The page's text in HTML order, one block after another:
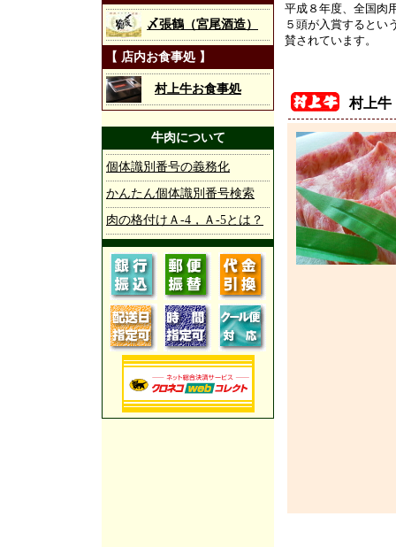
〆張鶴（宮尾酒造）
【 店内お食事処 】
村上牛お食事処
牛肉について
個体識別番号の義務化
かんたん個体識別番号検索
肉の格付けＡ-4，Ａ-5とは？
平成８年度、全国肉
５頭が入賞するとい
賛されています。
村上牛